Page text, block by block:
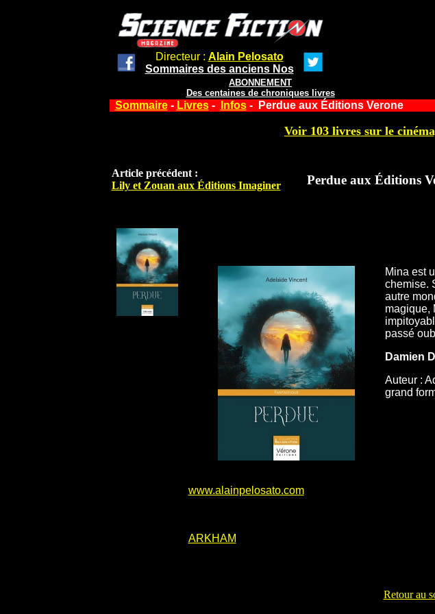
Directeur : Alain Pelosato
Sommaires des anciens Nos
ABONNEMENT
Des centaines de chroniques livres
Sommaire- Livres- Infos- Perdue aux Éditions Verone
Voir 103 livres sur le
Article précédent :
Lily et Zouan aux Éditions Imaginer
Perdue aux Éditions
Mina est
chemise.
autre
magique,
passé
Damien
Auteur :
grand
www.alainpelosato.com
ARKHAM
Retour au